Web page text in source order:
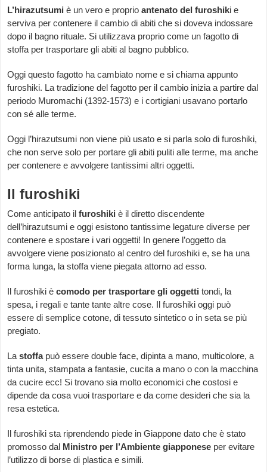
L’hirazutsumi è un vero e proprioantenato del furoshiki e
serviva per contenere il cambio di abiti che si doveva indossare
dopo il bagno rituale. Si utilizzava proprio come un fagotto di
stoffa per trasportare gli abiti al bagno pubblico.
Oggi questo fagotto ha cambiato nome e si chiama appunto
furoshiki. La tradizione del fagotto per il cambio inizia a partire dal
periodo Muromachi (1392-1573) e i cortigiani usavano portarlo
con sé alle terme.
Oggi l’hirazutsumi non viene più usato e si parla solo di furoshiki,
che non serve solo per portare gli abiti puliti alle terme, ma anche
per contenere e avvolgere tantissimi altri oggetti.
Il furoshiki
Come anticipato ilfuroshiki è il diretto discendente
dell’hirazutsumi e oggi esistono tantissime legature diverse per
contenere e spostare i vari oggetti! In genere l’oggetto da
avvolgere viene posizionato al centro del furoshiki e, se ha una
forma lunga, la stoffa viene piegata attorno ad esso.
Il furoshiki ècomodo per trasportare gli oggetti tondi, la
spesa, i regali e tante tante altre cose. Il furoshiki oggi può
essere di semplice cotone, di tessuto sintetico o in seta se più
pregiato.
Lastoffapuò essere double face, dipinta a mano, multicolore, a
tinta unita, stampata a fantasie, cucita a mano o con la macchina
da cucire ecc! Si trovano sia molto economici che costosi e
dipende da cosa vuoi trasportare e da come desideri che sia la
resa estetica.
Il furoshiki sta riprendendo piede in Giappone dato che è stato
promosso dal Ministro per l’Ambiente giapponese per evitare
l’utilizzo di borse di plastica e simili.